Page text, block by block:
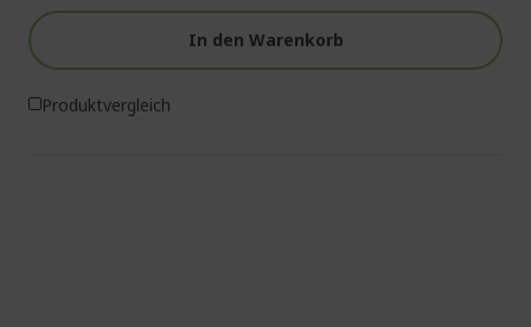
In den Warenkorb
Produktvergleich